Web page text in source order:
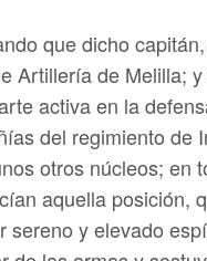
que dicho
Artillería de Melilla;
activa en la
del regimiento de
otros núcleos; en
aquella posición,
sereno y elevado